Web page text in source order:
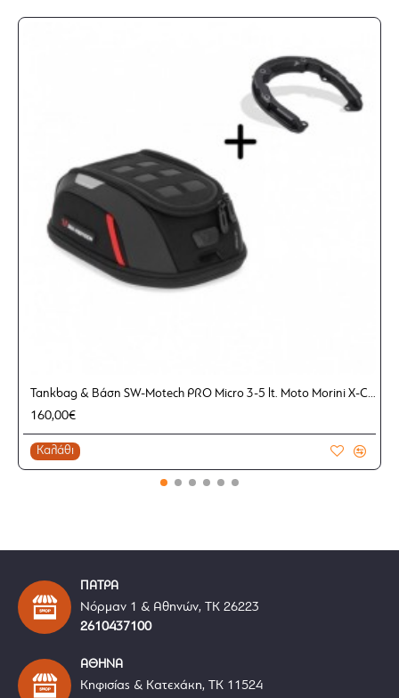
Αδιάβροχο κάλυμμα
περιλαμβάνεταικαι η
βάση που είναι απαραίτητη για την στήριξη του
Tankbag & Βάση SW-Motech PRO Micro 3-5 lt. Moto Morini X-Cape 649
160,00€
Καλάθι
ΠΑΤΡΑ
Νόρμαν 1 & Αθηνών, ΤΚ 26223
2610437100
ΑΘΗΝΑ
Κηφισίας & Κατεχάκη, ΤΚ 11524